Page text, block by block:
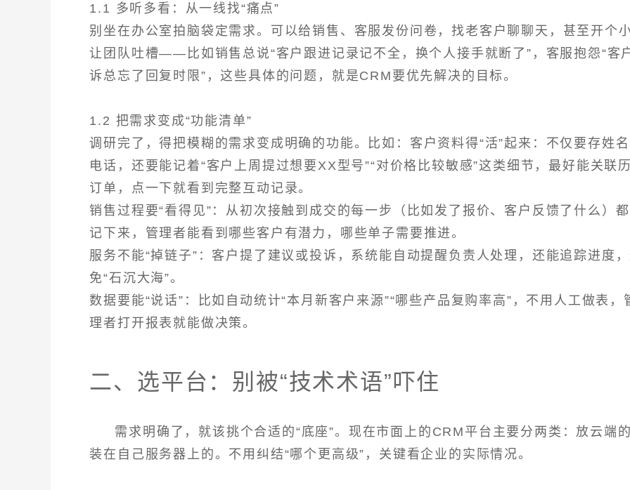
1.1 多听多看：从一线找“痛点”
别坐在办公室拍脑袋定需求。可以给销售、客服发份问卷，找老客户聊聊天，甚至开个
让团队吐槽——比如销售总说“客户跟进记录记不全，换个人接手就断了”，客服抱怨“客
诉总忘了回复时限”，这些具体的问题，就是CRM要优先解决的目标。
1.2 把需求变成“功能清单”
调研完了，得把模糊的需求变成明确的功能。比如：客户资料得“活”起来：不仅要存姓
电话，还要能记着“客户上周提过想要XX型号”“对价格比较敏感”这类细节，最好能关联
订单，点一下就看到完整互动记录。
销售过程要“看得见”：从初次接触到成交的每一步（比如发了报价、客户反馈了什么）
记下来，管理者能看到哪些客户有潜力，哪些单子需要推进。
服务不能“掉链子”：客户提了建议或投诉，系统能自动提醒负责人处理，还能追踪进度
免“石沉大海”。
数据要能“说话”：比如自动统计“本月新客户来源”“哪些产品复购率高”，不用人工做表，
理者打开报表就能做决策。
二、选平台：别被“技术术语”吓住
需求明确了，就该挑个合适的“底座”。现在市面上的CRM平台主要分两类：放云端
装在自己服务器上的。不用纠结“哪个更高级”，关键看企业的实际情况。